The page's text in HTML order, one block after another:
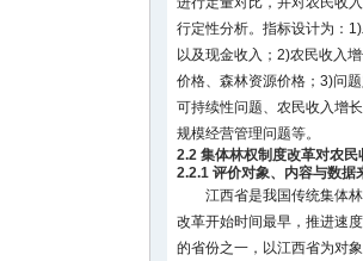
行定性分析。指标设计为：
以及现金收入；2)农民收入
价格、森林资源价格；3)问
可持续性问题、农民收入增
规模经营管理问题等。
2.2 集体林权制度改革对农
2.2.1 评价对象、内容与数据
江西省是我国传统集体
改革开始时间最早，推进速
的省份之一，以江西省为对